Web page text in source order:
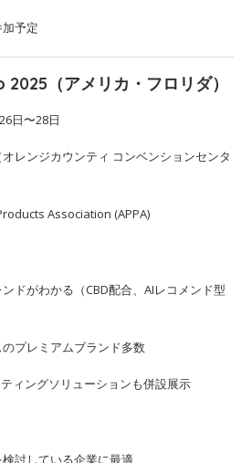
予定
（アメリカ・フロリダ）
日〜28日
レンジカウンティ コンベンションセンタ
Association (APPA)
ドがわかる（CBD配合、AIレコメンド型
プレミアムブランド多数
ィングソリューションも併設展示
討している企業に最適